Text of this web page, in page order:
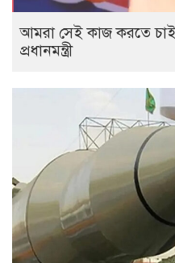
আমরা সেই কাজ করতে
প্রধানমন্ত্রী